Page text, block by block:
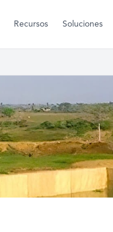
Recursos Soluciones